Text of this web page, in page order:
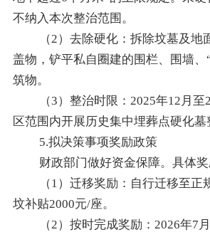
不纳入本次整治范围。
（2）去除硬化：拆除坟墓及地
盖物，铲平私自圈建的围栏、围墙、
筑物。
（3）整治时限：2025年12月至
区范围内开展历史集中埋葬点硬化墓
5.拟决策事项奖励政策
财政部门做好资金保障。具体奖
（1）迁移奖励：自行迁移至正
坟补贴2000元/座。
（2）按时完成奖励： 2026年7